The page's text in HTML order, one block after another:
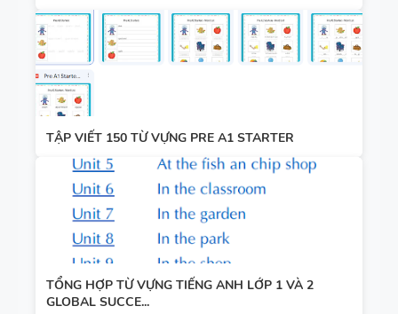
TẬP VIẾT 150 TỪ VỰNG PRE A1 STARTER
TỔNG HỢP TỪ VỰNG TIẾNG ANH LỚP 1 VÀ 2
GLOBAL SUCCE...